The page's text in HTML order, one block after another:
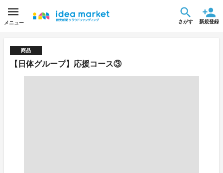
メニュー さがす 新規登録
商品
【日体グループ】応援コース③